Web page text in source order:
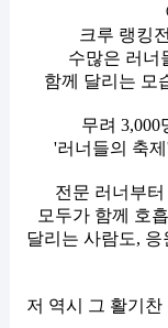
크루 랭킹
수많은 러너
함께 달리는 모
무려
'러너들의 축
전문 러너부
모두가 함께 호
달리는 사람도,
저 역시 그 활기찬